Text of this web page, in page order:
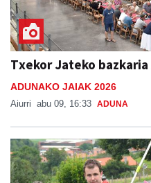
Txekor Jateko bazkaria
ADUNAKO JAIAK 2026
Aiurri abu 09, 16:33 ADUNA